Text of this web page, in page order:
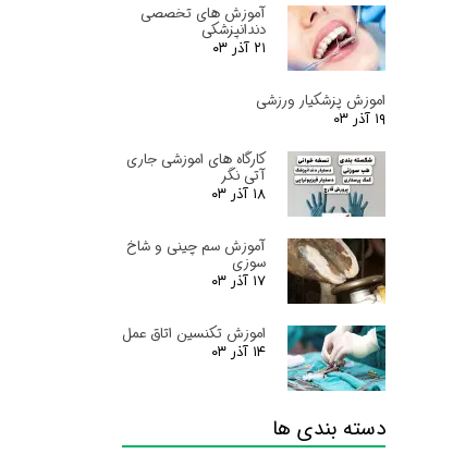
آموزش های تخصصی
دندانپزشکی
۲۱ آذر ۰۳
اموزش پزشکیار ورزشی
۱۹ آذر ۰۳
کارگاه های اموزشی جاری
آتی نگر
۱۸ آذر ۰۳
آموزش سم چینی و شاخ
سوزی
۱۷ آذر ۰۳
اموزش تکنسین اتاق عمل
۱۴ آذر ۰۳
دسته بندی ها